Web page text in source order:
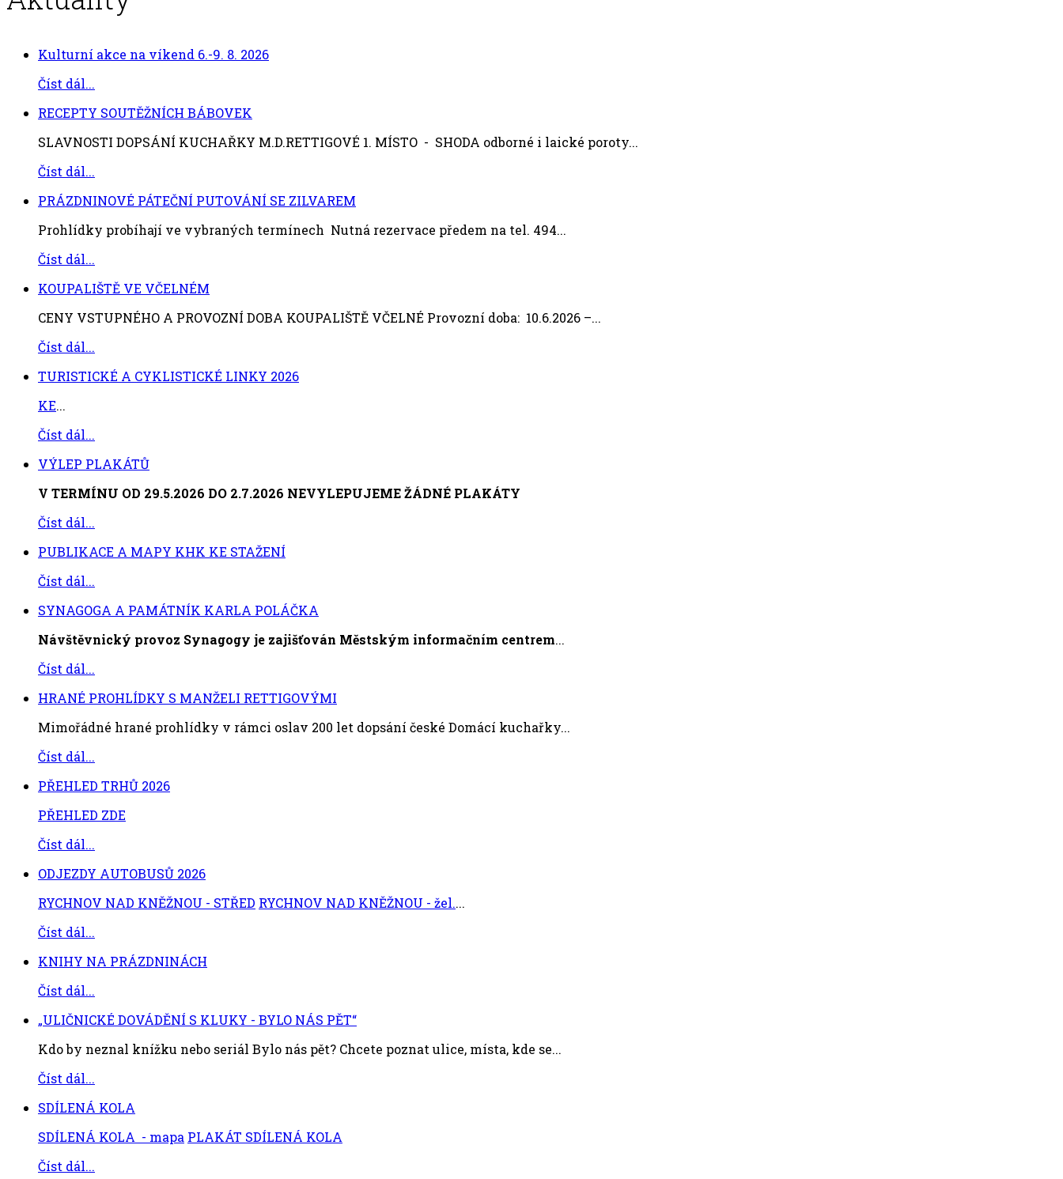
Kulturní akce na víkend 6.-9. 8. 2026
Číst dál...
RECEPTY SOUTĚŽNÍCH BÁBOVEK
SLAVNOSTI DOPSÁNÍ KUCHAŘKY M.D.RETTIGOVÉ 1. MÍSTO - SHODA odborné i laické poroty...
Číst dál...
PRÁZDNINOVÉ PÁTEČNÍ PUTOVÁNÍ SE ZILVAREM
Prohlídky probíhají ve vybraných termínech Nutná rezervace předem na tel. 494...
Číst dál...
KOUPALIŠTĚ VE VČELNÉM
CENY VSTUPNÉHO A PROVOZNÍ DOBA KOUPALIŠTĚ VČELNÉ Provozní doba: 10.6.2026 –...
Číst dál...
TURISTICKÉ A CYKLISTICKÉ LINKY 2026
KE...
Číst dál...
VÝLEP PLAKÁTŮ
V TERMÍNU OD 29.5.2026 DO 2.7.2026 NEVYLEPUJEME ŽÁDNÉ PLAKÁTY
Číst dál...
PUBLIKACE A MAPY KHK KE STAŽENÍ
Číst dál...
SYNAGOGA A PAMÁTNÍK KARLA POLÁČKA
Návštěvnický provoz Synagogy je zajišťován Městským informačním centrem...
Číst dál...
HRANÉ PROHLÍDKY S MANŽELI RETTIGOVÝMI
Mimořádné hrané prohlídky v rámci oslav 200 let dopsání české Domácí kuchařky...
Číst dál...
PŘEHLED TRHŮ 2026
PŘEHLED ZDE
Číst dál...
ODJEZDY AUTOBUSŮ 2026
RYCHNOV NAD KNĚŽNOU - STŘED RYCHNOV NAD KNĚŽNOU - žel....
Číst dál...
KNIHY NA PRÁZDNINÁCH
Číst dál...
„ULIČNICKÉ DOVÁDĚNÍ S KLUKY - BYLO NÁS PĚT“
Kdo by neznal knížku nebo seriál Bylo nás pět? Chcete poznat ulice, místa, kde se...
Číst dál...
SDÍLENÁ KOLA
SDÍLENÁ KOLA - mapa PLAKÁT SDÍLENÁ KOLA
Číst dál...